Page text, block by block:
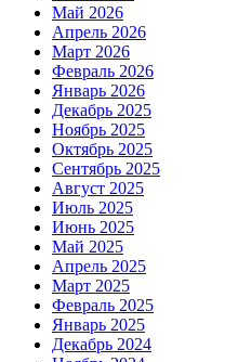
Май 2026
Апрель 2026
Март 2026
Февраль 2026
Январь 2026
Декабрь 2025
Ноябрь 2025
Октябрь 2025
Сентябрь 2025
Август 2025
Июль 2025
Июнь 2025
Май 2025
Апрель 2025
Март 2025
Февраль 2025
Январь 2025
Декабрь 2024